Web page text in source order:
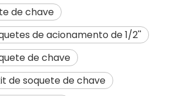
de chave
de acionamento de 1/2''
de chave
de soquete de chave